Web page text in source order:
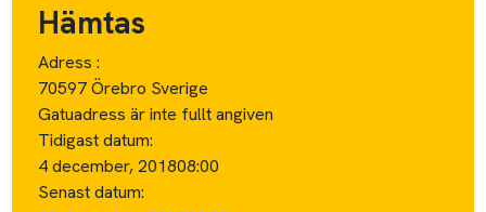
Hämtas
Adress :
70597 Örebro Sverige
Gatuadress är inte fullt angiven
Tidigast datum:
4 december, 201808:00
Senast datum: